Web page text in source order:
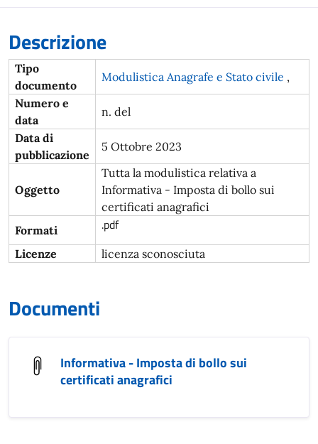
Descrizione
Tipo
documento
Modulistica Anagrafe e Stato civile ,
Numero e
data
n. del
Data di
pubblicazione
5 Ottobre 2023
Oggetto
Tutta la modulistica relativa a
Informativa - Imposta di bollo sui
certificati anagrafici
Formati
.pdf
Licenze licenza sconosciuta
Documenti
Informativa - Imposta di bollo sui
certificati anagrafici